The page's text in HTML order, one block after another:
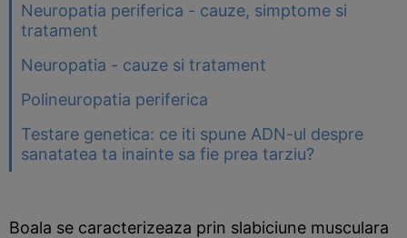
Neuropatia periferica - cauze, simptome si
tratament
Neuropatia - cauze si tratament
Polineuropatia periferica
Testare genetica: ce iti spune ADN-ul despre
sanatatea ta inainte sa fie prea tarziu?
Boala se caracterizeaza prin slabiciune musculara